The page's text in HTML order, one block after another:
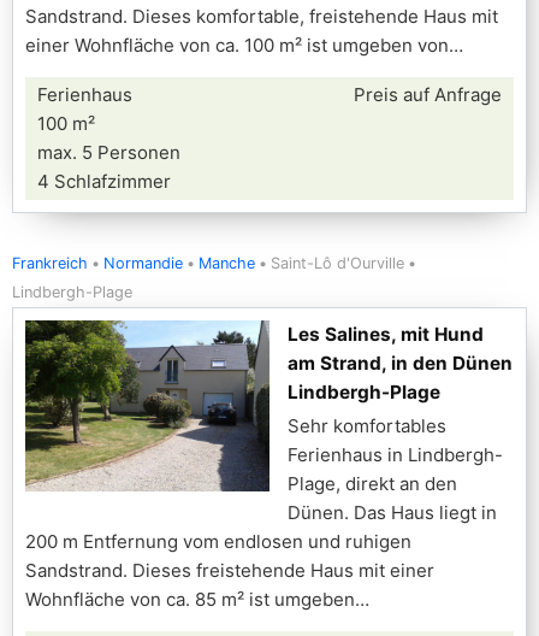
Sandstrand. Dieses komfortable, freistehende Haus mit
einer Wohnfläche von ca. 100 m² ist umgeben von
Ferienhaus
100 m²
max. 5 Personen
4 Schlafzimmer
Preis auf Anfrage
Frankreich Normandie Manche
Saint-Lô d'Ourville
Lindbergh-Plage
Les Salines, mit Hund
am Strand, in den Dünen
Lindbergh-Plage
Sehr komfortables
Ferienhaus in Lindbergh-
Plage, direkt an den
Dünen. Das Haus liegt in
200 m Entfernung vom endlosen und ruhigen
Sandstrand. Dieses freistehende Haus mit einer
Wohnfläche von ca. 85 m² ist umgeben